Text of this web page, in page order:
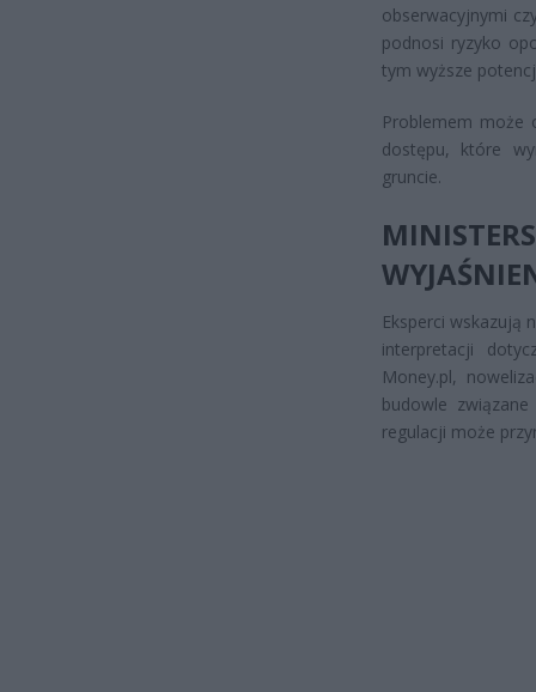
obserwacyjnymi
podnosi ryzyko
tym wyższe
Problemem może
dostępu, które
gruncie.
Eksperci wskazują
interpretacji
Money.pl,
budowle
regulacji może